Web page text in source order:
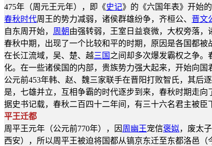
475年（周元王元年），即《史记》的《六国年表》开始
春秋时代周王的势力减弱，诸侯群雄纷争，齐桓公、 晋文
自东周开始， 周朝由强转弱，王室日益衰微，大权旁落，
春秋中期，出现了一个比较和平的时期，原因是各国都
在长江流域，吴、楚、越三国 之间却多次爆发霸权之争。
化。在一些诸侯国的内部，贵族势力强大起来，开始向
公元前453年韩、赵、魏三家联手在晋阳打败智氏，其后
是，七雄并立，互相争霸的时代逐步到来，春秋时期走向
据史书记载，春秋二百四十二年间，有三十六名君主被
平王迁都
周平王元年（公元前770年），因 周幽王宠信褒姒，废太
西安），所以周平王被迫将国都从镐京东迁至东都洛邑